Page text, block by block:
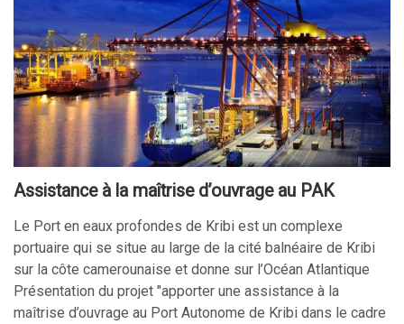
Assistance à la maîtrise d’ouvrage au PAK
Le Port en eaux profondes de Kribi est un complexe
portuaire qui se situe au large de la cité balnéaire de Kribi
sur la côte camerounaise et donne sur l’Océan Atlantique
Présentation du projet "apporter une assistance à la
maîtrise d’ouvrage au Port Autonome de Kribi dans le cadre